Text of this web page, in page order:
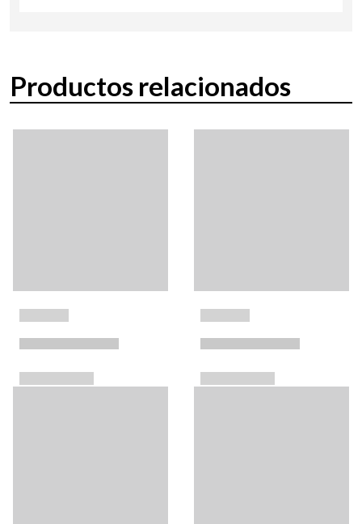
Productos relacionados